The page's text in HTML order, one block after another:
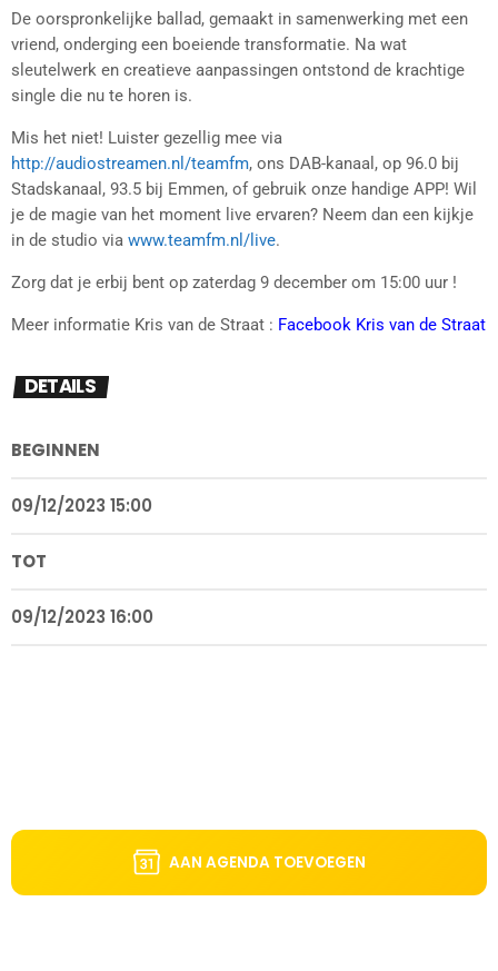
De oorspronkelijke ballad, gemaakt in samenwerking met een
vriend, onderging een boeiende transformatie. Na wat
sleutelwerk en creatieve aanpassingen ontstond de krachtige
single die nu te horen is.
Mis het niet! Luister gezellig mee via
http://audiostreamen.nl/teamfm, ons DAB-kanaal, op 96.0 bij
Stadskanaal, 93.5 bij Emmen, of gebruik onze handige APP! Wil
je de magie van het moment live ervaren? Neem dan een kijkje
in de studio via www.teamfm.nl/live.
Zorg dat je erbij bent op zaterdag 9 december om 15:00 uur !
Meer informatie Kris van de Straat : Facebook Kris van de Straat
DETAILS
BEGINNEN
09/12/2023 15:00
TOT
09/12/2023 16:00
AAN AGENDA TOEVOEGEN